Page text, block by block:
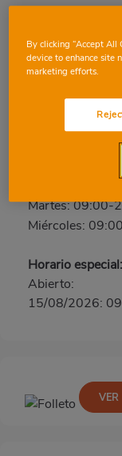
Teléfono: 96
Cerrado
Jueves: 09:00-
Viernes: 09:00-
Sábado:
Lunes: 09:00-
Martes: 09:00-
Miércoles:
Horario especial:
Abierto:
15/08/2026:
VER
By clicking “Accept All
device to enhance site
marketing efforts.